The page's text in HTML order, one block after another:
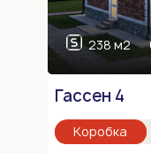
238 м2
Гассен 4
Коробка